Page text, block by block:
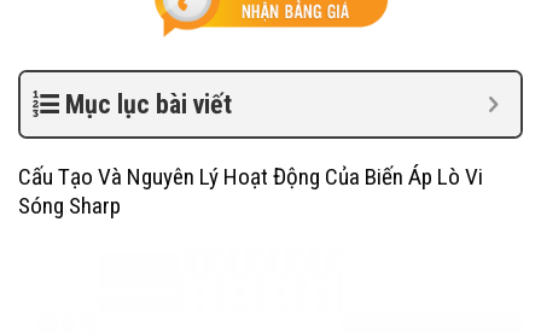
Mục lục bài viết
Cấu Tạo Và Nguyên Lý Hoạt Động Của Biến Áp Lò Vi
Sóng Sharp